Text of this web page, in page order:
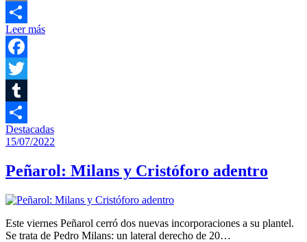
Email
Compartir
Leer más
Facebook
Twitter
Tumblr
Compartir
Destacadas
15/07/2022
Peñarol: Milans y Cristóforo adentro
Este viernes Peñarol cerró dos nuevas incorporaciones a su plantel.
Se trata de Pedro Milans: un lateral derecho de 20…